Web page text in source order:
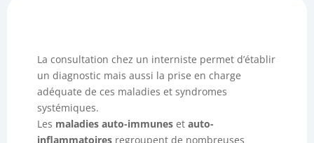
La consultation chez un interniste permet d’établir
un diagnostic mais aussi la prise en charge
adéquate de ces maladies et syndromes
systémiques.
Les maladies auto-immuneset auto-
inflammatoiresregroupent de nombreuses